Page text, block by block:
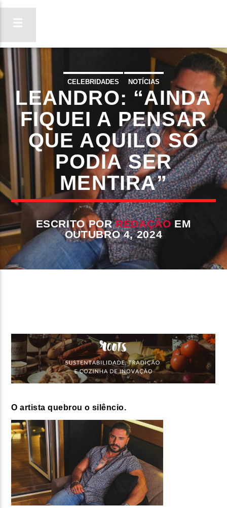
ON FM
LIGA-TE
FAIXA ATUAL
TÍTULO
ON FM
CELEBRIDADES NOTÍCIAS
LEANDRO: “AINDA
FIQUEI A PENSAR
QUE AQUILO SÓ
PODIA SER
MENTIRA”
ESCRITO PORREDAÇÃO EM
OUTUBRO 4, 2024
O artista quebrou o silêncio.